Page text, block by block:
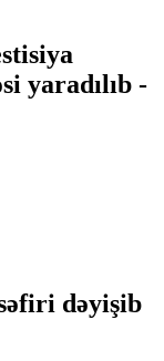
yaradılıb -
dəyişib